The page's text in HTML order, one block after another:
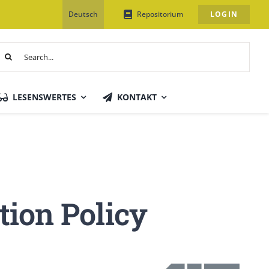
Deutsch Repositorium LOGIN
LESENSWERTES KONTAKT
Policy